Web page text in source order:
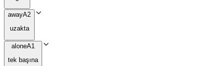
awayA2
uzakta
aloneA1
tek başına